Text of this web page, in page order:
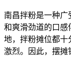
南昌拌粉是一种
和爽滑劲道的口感
地，拌粉摊位都十
激烈。因此，摆摊